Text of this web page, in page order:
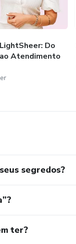
Do
Atendimento
segredos?
ter?